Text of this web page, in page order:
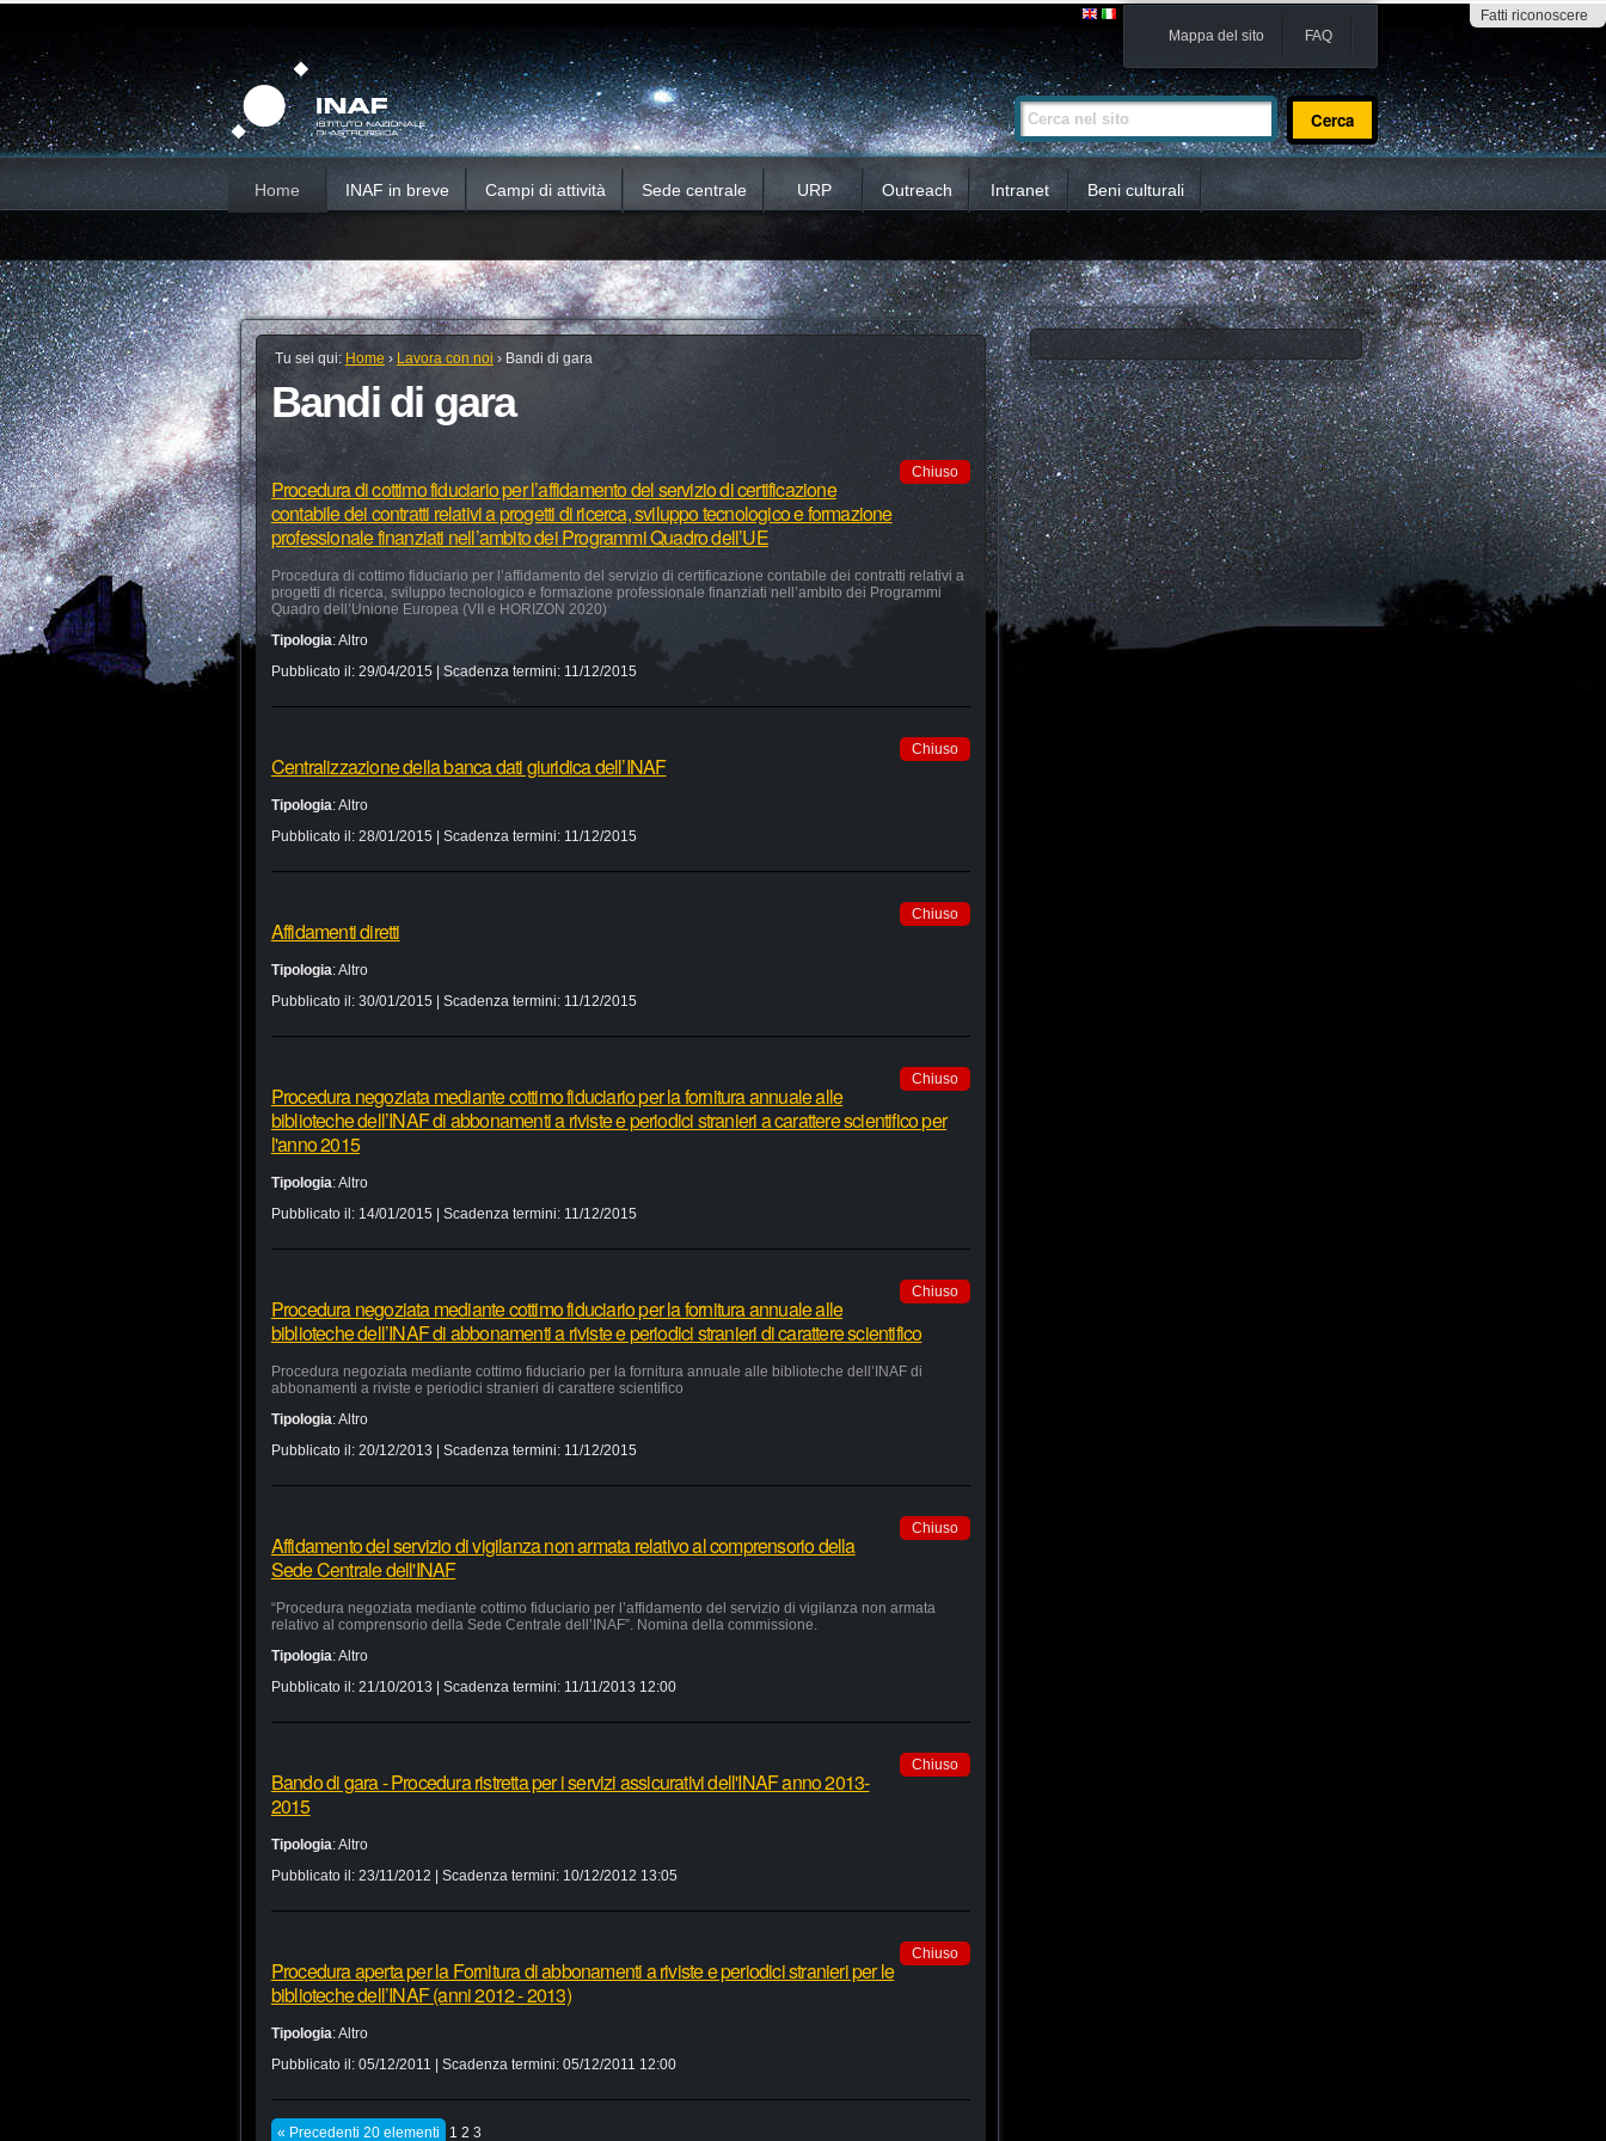
Fatti riconoscere
contenuti.
Salta
alla
navigazione
Mappa del sito FAQ
Cerca nel sito
Ricerca
avanzata…
Home INAF in breve Campi di attività Sede centrale URP Outreach Intranet Beni culturali
Tu sei qui: Home › Lavora con noi › Bandi di gara
Bandi di gara
Chiuso
Procedura di cottimo fiduciario per l’affidamento del servizio di certificazione
contabile dei contratti relativi a progetti di ricerca, sviluppo tecnologico e formazione
professionale finanziati nell’ambito dei Programmi Quadro dell’UE
Procedura di cottimo fiduciario per l’affidamento del servizio di certificazione contabile dei contratti relativi a
progetti di ricerca, sviluppo tecnologico e formazione professionale finanziati nell’ambito dei Programmi
Quadro dell’Unione Europea (VII e HORIZON 2020)
Tipologia:Altro
Pubblicato il: 29/04/2015| Scadenza termini: 11/12/2015
Chiuso
Centralizzazione della banca dati giuridica dell’INAF
Tipologia:Altro
Pubblicato il: 28/01/2015 | Scadenza termini: 11/12/2015
Chiuso
Affidamenti diretti
Tipologia:Altro
Pubblicato il: 30/01/2015 | Scadenza termini: 11/12/2015
Chiuso
Procedura negoziata mediante cottimo fiduciario per la fornitura annuale alle
biblioteche dell’INAF di abbonamenti a riviste e periodici stranieri a carattere scientifico per
l'anno 2015
Tipologia:Altro
Pubblicato il: 14/01/2015 | Scadenza termini: 11/12/2015
Chiuso
Procedura negoziata mediante cottimo fiduciario per la fornitura annuale alle
biblioteche dell’INAF di abbonamenti a riviste e periodici stranieri di carattere scientifico
Procedura negoziata mediante cottimo fiduciario per la fornitura annuale alle biblioteche dell’INAF di
abbonamenti a riviste e periodici stranieri di carattere scientifico
Tipologia:Altro
Pubblicato il: 20/12/2013 | Scadenza termini: 11/12/2015
Chiuso
Affidamento del servizio di vigilanza non armata relativo al comprensorio della
Sede Centrale dell'INAF
“Procedura negoziata mediante cottimo fiduciario per l’affidamento del servizio di vigilanza non armata
relativo al comprensorio della Sede Centrale dell’INAF”. Nomina della commissione.
Tipologia:Altro
Pubblicato il: 21/10/2013 | Scadenza termini: 11/11/2013 12:00
Chiuso
Bando di gara - Procedura ristretta per i servizi assicurativi dell'INAF anno 2013-
2015
Tipologia:Altro
Pubblicato il: 23/11/2012 | Scadenza termini: 10/12/2012 13:05
Chiuso
Procedura aperta per la Fornitura di abbonamenti a riviste e periodici stranieri per le
biblioteche dell’INAF (anni 2012 - 2013)
Tipologia:Altro
Pubblicato il: 05/12/2011 | Scadenza termini: 05/12/2011 12:00
« Precedenti 20 elementi 1 2 3